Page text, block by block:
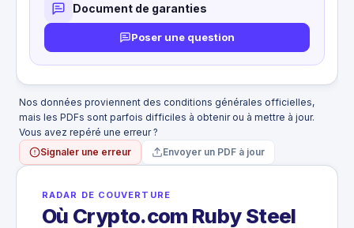
Document de garanties
Poser une question
Nos données proviennent des conditions générales officielles,
mais les PDFs sont parfois difficiles à obtenir ou à mettre à jour.
Vous avez repéré une erreur ?
Signaler une erreur
Envoyer un PDF à jour
RADAR DE COUVERTURE
Où Crypto.com Ruby Steel